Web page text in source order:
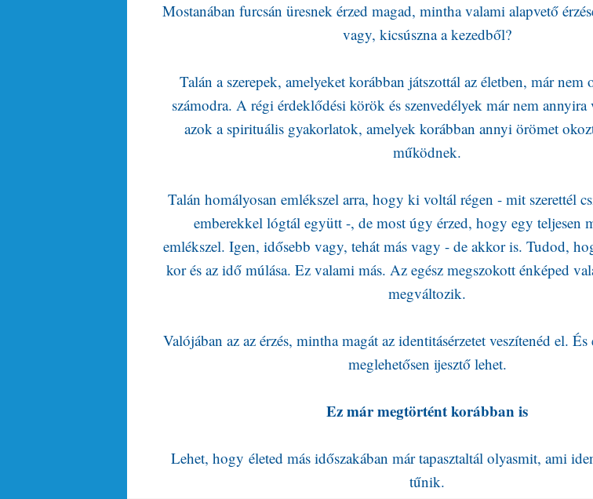
Mostanában furcsán üresnek érzed magad, mintha valami alapvető
vagy, kicsúszna a kezedből?
Talán a szerepek, amelyeket korábban játszottál az életben, már nem
számodra. A régi érdeklődési körök és szenvedélyek már nem
azok a spirituális gyakorlatok, amelyek korábban annyi örömet
működnek.
Talán homályosan emlékszel arra, hogy ki voltál régen - mit szerettél
emberekkel lógtál együtt -, de most úgy érzed, hogy egy teljesen
emlékszel. Igen, idősebb vagy, tehát más vagy - de akkor is. Tudod,
kor és az idő múlása. Ez valami más. Az egész megszokott énképed
megváltozik.
Valójában az az érzés, mintha magát az identitásérzetet veszítenéd el. És
meglehetősen ijesztő lehet.
Ez már megtörtént korábban is
Lehet, hogy életed más időszakában már tapasztaltál olyasmit, ami
tűnik.